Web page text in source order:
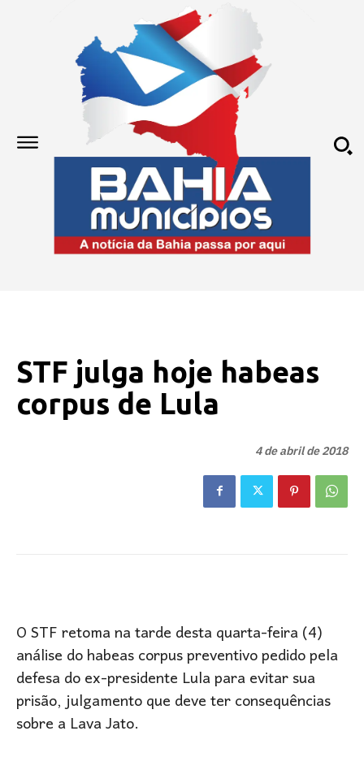
STF julga hoje habeas
corpus de Lula
4 de abril de 2018
O STF retoma na tarde desta quarta-feira (4)
análise do habeas corpus preventivo pedido pela
defesa do ex-presidente Lula para evitar sua
prisão, julgamento que deve ter consequências
sobre a Lava Jato.